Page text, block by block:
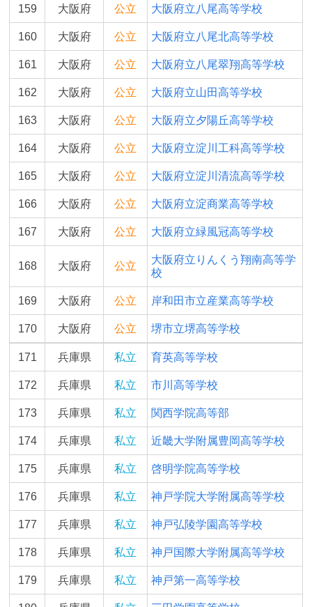
159 大阪府 公立 大阪府立八尾高等学校
160 大阪府 公立 大阪府立八尾北高等学校
161 大阪府 公立 大阪府立八尾翠翔高等学校
162 大阪府 公立 大阪府立山田高等学校
163 大阪府 公立 大阪府立夕陽丘高等学校
164 大阪府 公立 大阪府立淀川工科高等学校
165 大阪府 公立 大阪府立淀川清流高等学校
166 大阪府 公立 大阪府立淀商業高等学校
167 大阪府 公立 大阪府立緑風冠高等学校
168 大阪府 公立
大阪府立りんくう翔南高等学
校
169 大阪府 公立 岸和田市立産業高等学校
170 大阪府 公立 堺市立堺高等学校
171 兵庫県 私立 育英高等学校
172 兵庫県 私立 市川高等学校
173 兵庫県 私立 関西学院高等部
174 兵庫県 私立 近畿大学附属豊岡高等学校
175 兵庫県 私立 啓明学院高等学校
176 兵庫県 私立 神戸学院大学附属高等学校
177 兵庫県 私立 神戸弘陵学園高等学校
178 兵庫県 私立 神戸国際大学附属高等学校
179 兵庫県 私立 神戸第一高等学校